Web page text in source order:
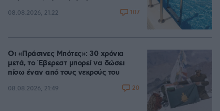
08.08.2026, 21:22 107
Οι «Πράσινες Μπότες»: 30 χρόνια
μετά, το Έβερεστ μπορεί να δώσει
πίσω έναν από τους νεκρούς του
08.08.2026, 21:49 20